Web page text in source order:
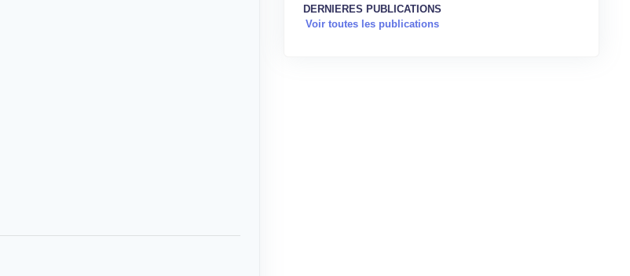
DERNIERES PUBLICATIONS
Voir toutes les publications